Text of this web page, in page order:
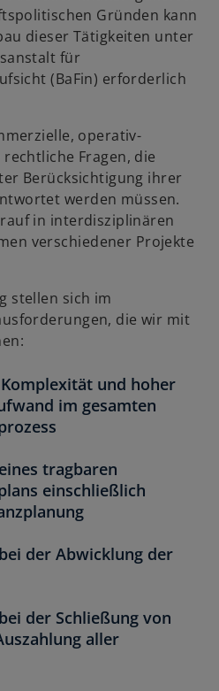
Gründen kann
dieser Tätigkeiten unter
für
(BaFin) erforderlich
operativ-
Fragen, die
Berücksichtigung ihrer
werden müssen.
in interdisziplinären
verschiedener Projekte
stellen sich im
die wir mit
und hoher
im gesamten
tragbaren
einschließlich
der Abwicklung der
der Schließung von
aller